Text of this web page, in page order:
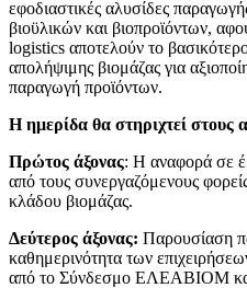
εφοδιαστικές αλυσίδες
βιοϋλικών και βιοπροϊόντων,
logistics αποτελούν το
απολήψιμης βιομάζας για
παραγωγή προϊόντων.
Η ημερίδα θα στηριχτεί στους
Πρώτος άξονας: Η αναφορά σε
από τους συνεργαζόμενους
κλάδου βιομάζας.
Δεύτερος άξονας: Παρουσίαση
καθημερινότητα των
από το Σύνδεσμο ΕΛΕΑΒΙΟΜ